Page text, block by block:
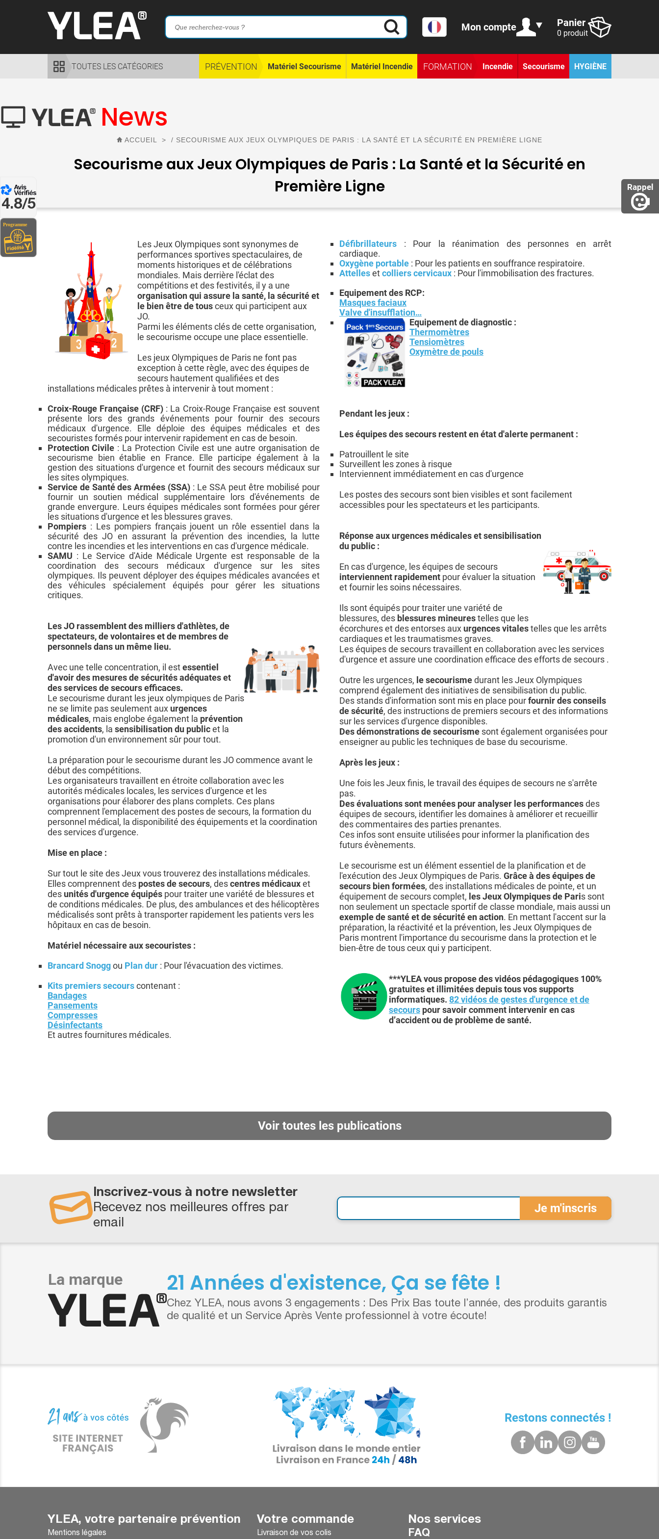
Rappel
4.8/5
Mon compte Panier
0 produit
TOUTES LES CATÉGORIES PRÉVENTION Matériel Secourisme Matériel Incendie FORMATION Incendie Secourisme HYGIÈNE
News
ACCUEIL >/ SECOURISME AUX JEUX OLYMPIQUES DE PARIS : LA SANTÉ ET LA SÉCURITÉ EN PREMIÈRE LIGNE
Secourisme aux Jeux Olympiques de Paris : La Santé et la Sécurité en
Première Ligne
Les Jeux Olympiques sont synonymes de
performances sportives spectaculaires, de
moments historiques et de célébrations
mondiales. Mais derrière l'éclat des
compétitions et des festivités, il y a une
organisation qui assure la santé, la sécurité et
le bien être de tousceux qui participent aux
JO.
Parmi les éléments clés de cette organisation,
le secourisme occupe une place essentielle.
Les jeux Olympiques de Paris ne font pas
exception à cette règle, avec des équipes de
secours hautement qualifiées et des
installations médicales prêtes à intervenir à tout moment :
Croix-Rouge Française (CRF) : La Croix-Rouge Française est souvent
présente lors des grands événements pour fournir des secours
médicaux d'urgence. Elle déploie des équipes médicales et des
secouristes formés pour intervenir rapidement en cas de besoin.
Protection Civile : La Protection Civile est une autre organisation de
secourisme bien établie en France. Elle participe également à la
gestion des situations d'urgence et fournit des secours médicaux sur
les sites olympiques.
Service de Santé des Armées (SSA) : Le SSA peut être mobilisé pour
fournir un soutien médical supplémentaire lors d'événements de
grande envergure. Leurs équipes médicales sont formées pour gérer
les situations d'urgence et les blessures graves.
Pompiers : Les pompiers français jouent un rôle essentiel dans la
sécurité des JO en assurant la prévention des incendies, la lutte
contre les incendies et les interventions en cas d'urgence médicale.
SAMU : Le Service d'Aide Médicale Urgente est responsable de la
coordination des secours médicaux d'urgence sur les sites
olympiques. Ils peuvent déployer des équipes médicales avancées et
des véhicules spécialement équipés pour gérer les situations
critiques.
Les JO rassemblent des milliers d'athlètes, de
spectateurs, de volontaires et de membres de
personnels dans un même lieu.
Avec une telle concentration, il estessentiel
d'avoir des mesures de sécurités adéquates et
des services de secours efficaces.
Le secourisme durant les jeux olympiques de Paris
ne se limite pas seulement aux urgences
médicales, mais englobe également la prévention
des accidents, la sensibilisation du publicet la
promotion d'un environnement sûr pour tout.
La préparation pour le secourisme durant les JO commence avant le
début des compétitions.
Les organisateurs travaillent en étroite collaboration avec les
autorités médicales locales, les services d'urgence et les
organisations pour élaborer des plans complets. Ces plans
comprennent l'emplacement des postes de secours, la formation du
personnel médical, la disponibilité des équipements et la coordination
des services d'urgence.
Mise en place :
Sur tout le site des Jeux vous trouverez des installations médicales.
Elles comprennent des postes de secours, descentres médicauxet
des unités d'urgence équipés pour traiter une variété de blessures et
de conditions médicales. De plus, des ambulances et des hélicoptères
médicalisés sont prêts à transporter rapidement les patients vers les
hôpitaux en cas de besoin.
Matériel nécessaire aux secouristes :
Brancard Snoggou Plan dur : Pour l'évacuation des victimes.
Kits premiers secourscontenant :
Bandages
Pansements
Compresses
Désinfectants
Et autres fournitures médicales.
Défibrillateurs : Pour la réanimation des personnes en arrêt
cardiaque.
Oxygène portable : Pour les patients en souffrance respiratoire.
Attellesetcolliers cervicaux : Pour l'immobilisation des fractures.
Equipement des RCP:
Masques faciaux
Valve d'insufflation…
Equipement de diagnostic :
Thermomètres
Tensiomètres
Oxymètre de pouls
Pendant les jeux :
Les équipes des secours restent en état d'alerte permanent :
Patrouillent le site
Surveillent les zones à risque
Interviennent immédiatement en cas d'urgence
Les postes des secours sont bien visibles et sont facilement
accessibles pour les spectateurs et les participants.
Réponse aux urgences médicales et sensibilisation
du public :
En cas d'urgence, les équipes de secours
interviennent rapidement pour évaluer la situation
et fournir les soins nécessaires.
Ils sont équipés pour traiter une variété de
blessures, des blessures mineurestelles que les
écorchures et des entorses aux urgences vitalestelles que les arrêts
cardiaques et les traumatismes graves.
Les équipes de secours travaillent en collaboration avec les services
d'urgence et assure une coordination efficace des efforts de secours .
Outre les urgences, le secourismedurant les Jeux Olympiques
comprend également des initiatives de sensibilisation du public.
Des stands d'information sont mis en place pourfournir des conseils
de sécurité, des instructions de premiers secours et des informations
sur les services d'urgence disponibles.
Des démonstrations de secourisme sont également organisées pour
enseigner au public les techniques de base du secourisme.
Après les jeux :
Une fois les Jeux finis, le travail des équipes de secours ne s'arrête
pas.
Des évaluations sont menées pour analyser les performancesdes
équipes de secours, identifier les domaines à améliorer et recueillir
des commentaires des parties prenantes.
Ces infos sont ensuite utilisées pour informer la planification des
futurs évènements.
Le secourisme est un élément essentiel de la planification et de
l'exécution des Jeux Olympiques de Paris. Grâce à des équipes de
secours bien formées, des installations médicales de pointe, et un
équipement de secours complet, les Jeux Olympiques de Paris sont
non seulement un spectacle sportif de classe mondiale, mais aussi un
exemple de santé et de sécurité en action. En mettant l'accent sur la
préparation, la réactivité et la prévention, les Jeux Olympiques de
Paris montrent l'importance du secourisme dans la protection et le
bien-être de tous ceux qui y participent.
***YLEA vous propose des vidéos pédagogiques 100%
gratuites et illimitées depuis tous vos supports
informatiques. 82 vidéos de gestes d'urgence et de
secours pour savoir comment intervenir en cas
d’accident ou de problème de santé.
Voir toutes les publications
Inscrivez-vous à notre newsletter
Recevez nos meilleures offres par
email
21 Années d'existence, Ça se fête !
Chez YLEA, nous avons 3 engagements : Des Prix Bas toute l’année, des produits garantis
de qualité et un Service Après Vente professionnel à votre écoute!
Restons connectés !
YLEA, votre partenaire prévention
Mentions légales
Votre commande
Livraison de vos colis
Nos services
FAQ